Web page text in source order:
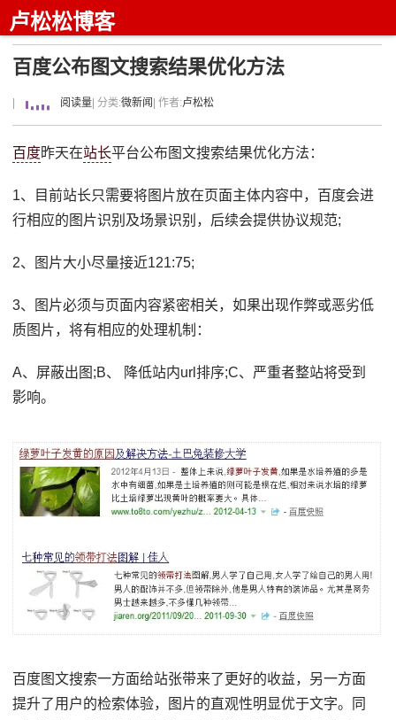
卢松松博客
百度公布图文搜索结果优化方法
阅读量 | 分类:微新闻 | 作者:卢松松
百度昨天在站长平台公布图文搜索结果优化方法：
1、目前站长只需要将图片放在页面主体内容中，百度会进
行相应的图片识别及场景识别，后续会提供协议规范;
2、图片大小尽量接近121:75;
3、图片必须与页面内容紧密相关，如果出现作弊或恶劣低
质图片，将有相应的处理机制：
A、屏蔽出图;B、 降低站内url排序;C、严重者整站将受到
影响。
百度图文搜索一方面给站张带来了更好的收益，另一方面
提升了用户的检索体验，图片的直观性明显优于文字。同